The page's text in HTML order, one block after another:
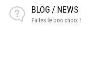
BLOG / NEWS
Faites le bon choix !